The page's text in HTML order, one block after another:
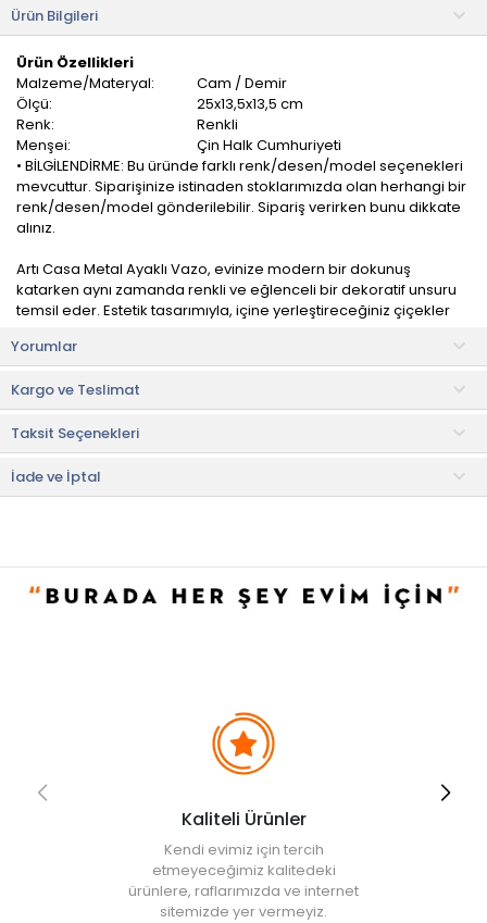
Ürün Bilgileri
Ürün Özellikleri
Malzeme/Materyal:
Cam / Demir
Ölçü:
25x13,5x13,5 cm
Renk:
Renkli
Menşei:
Çin Halk Cumhuriyeti
• BİLGİLENDİRME: Bu üründe farklı renk/desen/model seçenekleri
mevcuttur. Siparişinize istinaden stoklarımızda olan herhangi bir
renk/desen/model gönderilebilir. Sipariş verirken bunu dikkate
alınız.
Artı Casa Metal Ayaklı Vazo, evinize modern bir dokunuş
katarken aynı zamanda renkli ve eğlenceli bir dekoratif unsuru
temsil eder. Estetik tasarımıyla, içine yerleştireceğiniz çiçekler
Salon, oturma odası, yatak odası veya çalışma odası gibi farklı
mekânlar için ideal bir dekorasyon parçasıdır. Yaşam
alanlarınızda ağırlayacağınız konuklarınıza dekoratif stiliniz
sayesinde ilham olacaksınız.
Kullanım ve Bakım Bilgileri
• Sadece elde yıkama yapınız.
• " Ürün görsellerinde ışık, ortam ve dijital düzenlemelere bağlı
Yorumlar
Kargo ve Teslimat
Taksit Seçenekleri
İade ve İptal
Kaliteli Ürünler
Kendi evimiz için tercih
etmeyeceğimiz kalitedeki
ürünlere, raflarımızda ve internet
sitemizde yer vermeyiz.